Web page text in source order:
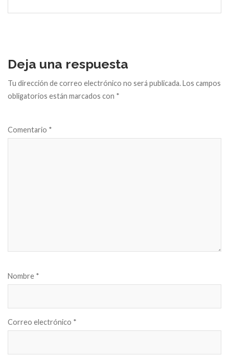
Deja una respuesta
Tu dirección de correo electrónico no será publicada.Los campos
obligatorios están marcados con *
Comentario *
Nombre *
Correo electrónico *